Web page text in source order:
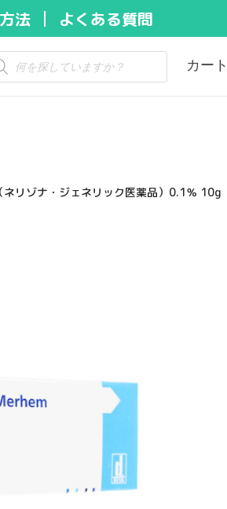
法 よくある質問
カート
リゾナ・ジェネリック医薬品）0.1％ 10g